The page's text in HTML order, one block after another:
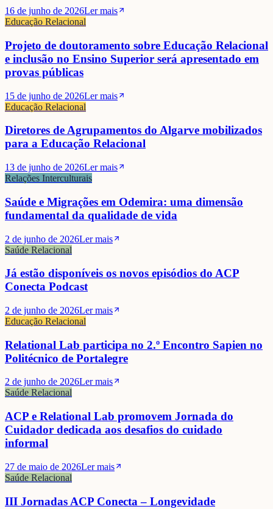
16 de junho de 2026Ler mais
Educação Relacional
Projeto de doutoramento sobre Educação Relacional
e inclusão no Ensino Superior será apresentado em
provas públicas
15 de junho de 2026Ler mais
Educação Relacional
Diretores de Agrupamentos do Algarve mobilizados
para a Educação Relacional
13 de junho de 2026Ler mais
Relações Interculturais
Saúde e Migrações em Odemira: uma dimensão
fundamental da qualidade de vida
2 de junho de 2026Ler mais
Saúde Relacional
Já estão disponíveis os novos episódios do ACP
Conecta Podcast
2 de junho de 2026Ler mais
Educação Relacional
Relational Lab participa no 2.º Encontro Sapien no
Politécnico de Portalegre
2 de junho de 2026Ler mais
Saúde Relacional
ACP e Relational Lab promovem Jornada do
Cuidador dedicada aos desafios do cuidado
informal
27 de maio de 2026Ler mais
Saúde Relacional
III Jornadas ACP Conecta – Longevidade